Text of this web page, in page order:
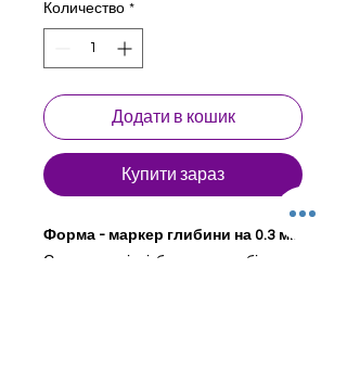
Количество *
Додати в кошик
Купити зараз
Форма - маркер глибини на 0.3 мм
Стоматологічні бори для турбінного